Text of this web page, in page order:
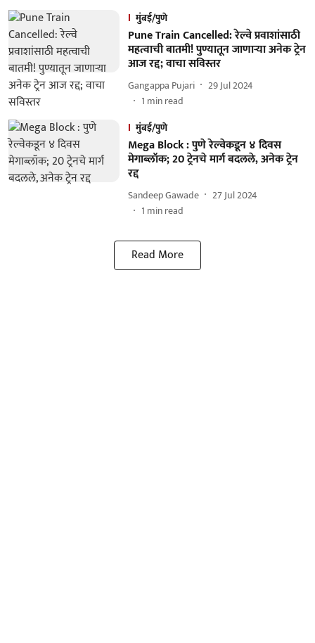
मुंबई/पुणे
Pune Train Cancelled: रेल्वे प्रवाशांसाठी
महत्वाची बातमी! पुण्यातून जाणाऱ्या अनेक ट्रेन
आज रद्द; वाचा सविस्तर
Gangappa Pujari
29 Jul 2024
1 min read
मुंबई/पुणे
Mega Block : पुणे रेल्वेकडून ४ दिवस
मेगाब्लॉक; 20 ट्रेनचे मार्ग बदलले, अनेक ट्रेन
रद्द
Sandeep Gawade
27 Jul 2024
1 min read
Read More